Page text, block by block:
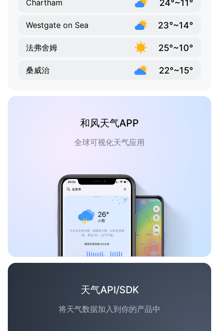
Chartham 24°~11°
Westgate on Sea 23°~14°
法弗舍姆 25°~10°
桑威治 22°~15°
和风天气APP
全球可视化天气应用
天气API/SDK
将天气数据加入到你的产品中